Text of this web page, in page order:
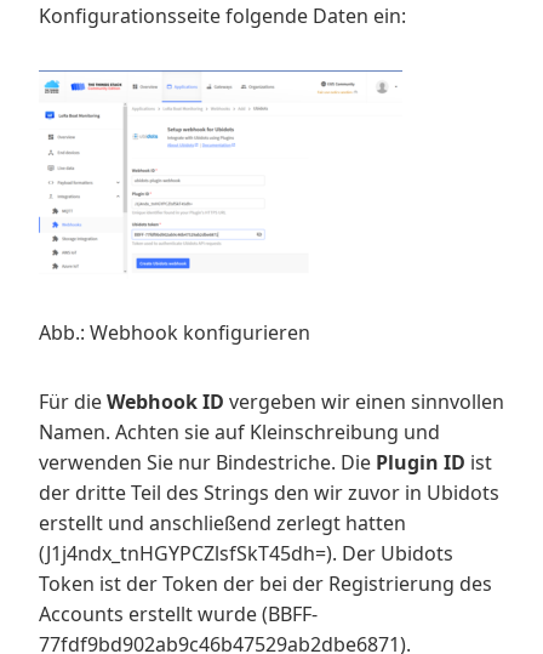
Konfigurationsseite folgende Daten ein:
Abb.: Webhook konfigurieren
Für dieWebhook ID vergeben wir einen sinnvollen
Namen. Achten sie auf Kleinschreibung und
verwenden Sie nur Bindestriche. Die Plugin ID ist
der dritte Teil des Strings den wir zuvor in Ubidots
erstellt und anschließend zerlegt hatten
(J1j4ndx_tnHGYPCZlsfSkT45dh=). Der Ubidots
Token ist der Token der bei der Registrierung des
Accounts erstellt wurde (BBFF-
77fdf9bd902ab9c46b47529ab2dbe6871).